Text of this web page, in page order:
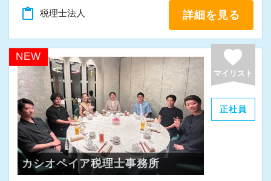
content_paste 税理士法人 詳細を見る
NEW favorite
マイリスト
正社員
カシオペイア税理士事務所